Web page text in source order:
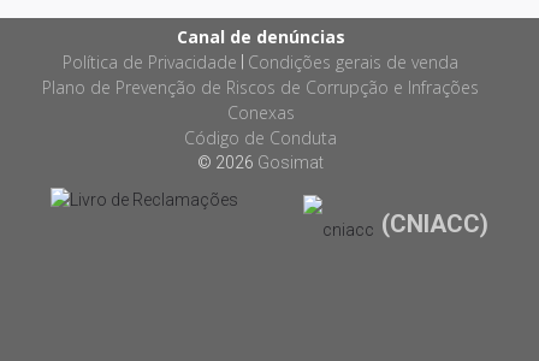
Canal de denúncias
Política de Privacidade Condições gerais de venda
Plano de Prevenção de Riscos de Corrupção e Infrações
Conexas
Código de Conduta
© 2026 Gosimat
(CNIACC)